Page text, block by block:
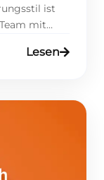
ist
mit
Laut
% derLesen